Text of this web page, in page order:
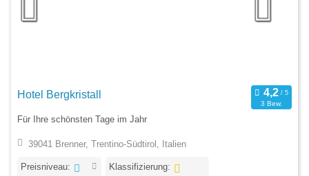
Hotel Bergkristall
3 Bew.
Für Ihre schönsten Tage im Jahr
39041 Brenner, Trentino-Südtirol, Italien
Preisniveau: Klassifizierung: